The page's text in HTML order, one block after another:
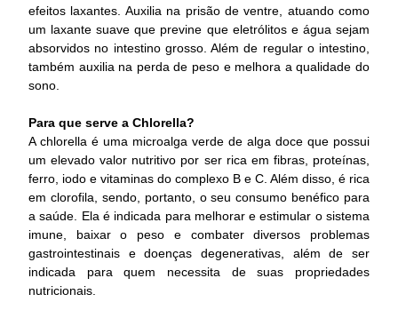
efeitos laxantes. Auxilia na prisão de ventre, atuando como
um laxante suave que previne que eletrólitos e água sejam
absorvidos no intestino grosso. Além de regular o intestino,
também auxilia na perda de peso e melhora a qualidade do
sono.
Para que serve a Chlorella?
A chlorella é uma microalga verde de alga doce que possui
um elevado valor nutritivo por ser rica em fibras, proteínas,
ferro, iodo e vitaminas do complexo B e C. Além disso, é rica
em clorofila, sendo, portanto, o seu consumo benéfico para
a saúde. Ela é indicada para melhorar e estimular o sistema
imune, baixar o peso e combater diversos problemas
gastrointestinais e doenças degenerativas, além de ser
indicada para quem necessita de suas propriedades
nutricionais.